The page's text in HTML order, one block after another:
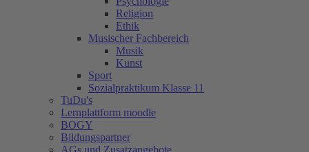
Religion
Ethik
Musischer Fachbereich
Musik
Kunst
Sport
Sozialpraktikum Klasse 11
TuDu's
Lernplattform moodle
BOGY
Bildungspartner